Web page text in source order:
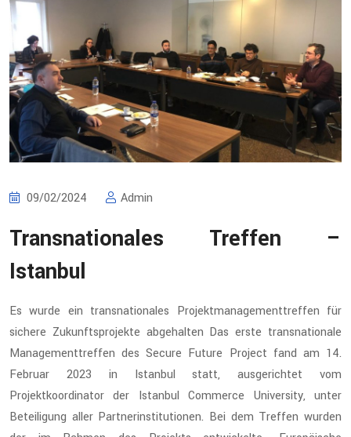
09/02/2024 Admin
Transnationales Treffen –
Istanbul
Es wurde ein transnationales Projektmanagementtreffen für
sichere Zukunftsprojekte abgehalten Das erste transnationale
Managementtreffen des Secure Future Project fand am 14.
Februar 2023 in Istanbul statt, ausgerichtet vom
Projektkoordinator der Istanbul Commerce University, unter
Beteiligung aller Partnerinstitutionen. Bei dem Treffen wurden